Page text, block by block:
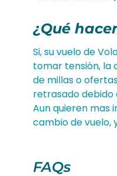
¿Qué
Si, su vuelo de
tomar tensión, la
de millas o
retrasado debido
Aun quieren mas
cambio de vuelo,
FAQs